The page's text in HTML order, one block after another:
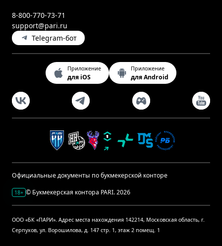
8-800-770-73-71
support@pari.ru
Telegram-бот
Приложение
для iOS
Приложение
для Android
Официальные документы по букмекерской конторе
18+ © Букмекерская контора PARI. 2026
ООО «БК «ПАРИ». Адрес места нахождения 142214, Московская область, г.
Серпухов, ул. Ворошилова, д. 147 стр. 1, этаж 2 помещ. 1